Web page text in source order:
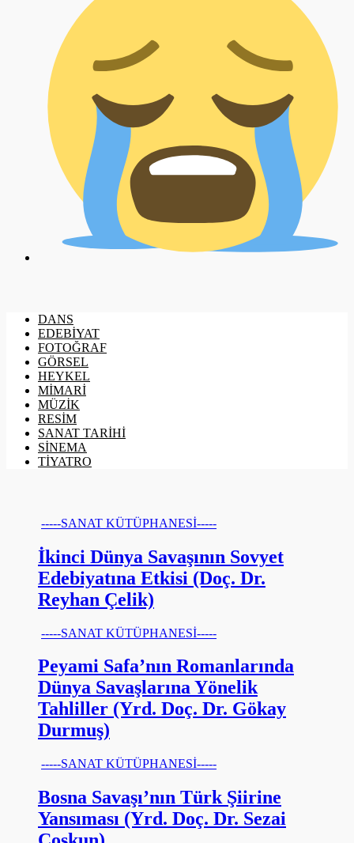
DANS
EDEBİYAT
FOTOĞRAF
GÖRSEL
HEYKEL
MİMARİ
MÜZİK
RESİM
SANAT TARİHİ
SİNEMA
TİYATRO
-----SANAT KÜTÜPHANESİ-----
İkinci Dünya Savaşının Sovyet
Edebiyatına Etkisi (Doç. Dr.
Reyhan Çelik)
-----SANAT KÜTÜPHANESİ-----
Peyami Safa’nın Romanlarında
Dünya Savaşlarına Yönelik
Tahliller (Yrd. Doç. Dr. Gökay
Durmuş)
-----SANAT KÜTÜPHANESİ-----
Bosna Savaşı’nın Türk Şiirine
Yansıması (Yrd. Doç. Dr. Sezai